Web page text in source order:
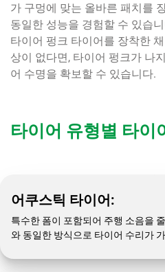
가 구멍에 맞는 올바른 패치를
동일한 성능을 경험할 수 있습
타이어 펑크 타이어를 장착한
상이 없다면, 타이어 펑크가 나
어 수명을 확보할 수 있습니다.
타이어 유형별 타이
어쿠스틱 타이어:
특수한 폼이 포함되어 주행 소음을
와 동일한 방식으로 타이어 수리가